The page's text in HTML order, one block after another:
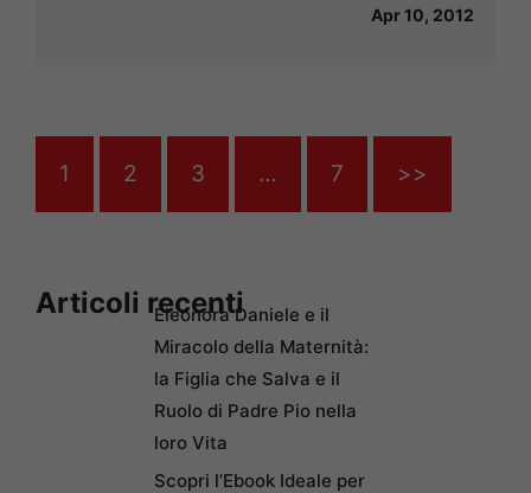
Apr 10, 2012
1 2 3 … 7 >>
Articoli recentiEleonora Daniele e il
Miracolo della Maternità:
la Figlia che Salva e il
Ruolo di Padre Pio nella
loro Vita
Scopri l’Ebook Ideale per